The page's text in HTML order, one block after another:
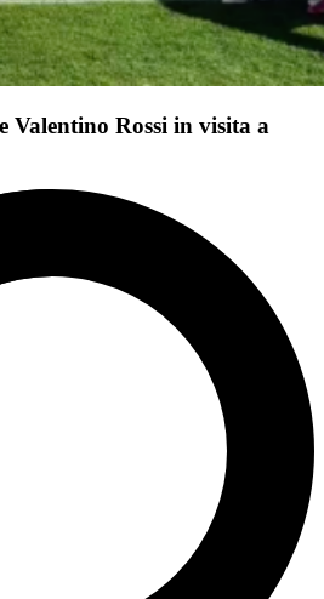
Valentino Rossi in visita a